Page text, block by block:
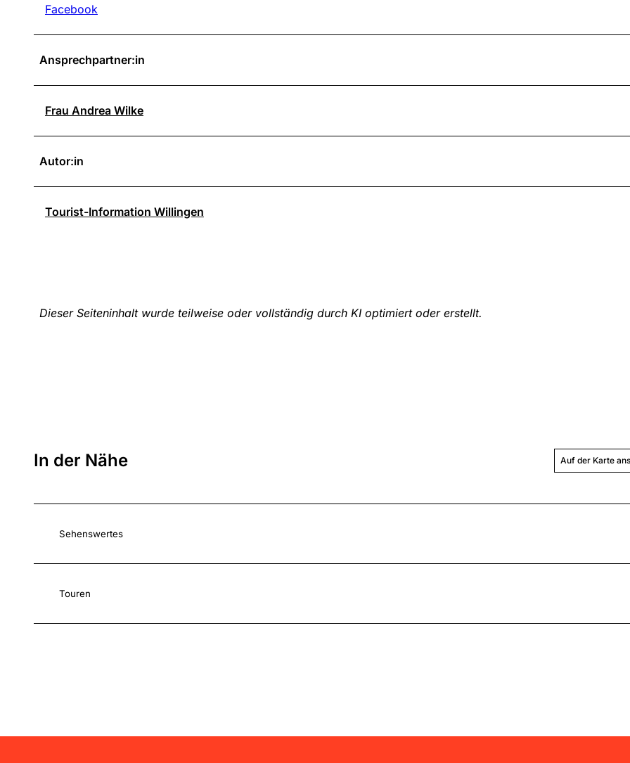
Facebook
Ansprechpartner:in
Frau Andrea Wilke
Autor:in
Tourist-Information Willingen
Dieser Seiteninhalt wurde teilweise oder vollständig durch KI optimiert oder erstellt.
In der Nähe Auf der Karte
Sehenswertes
Touren